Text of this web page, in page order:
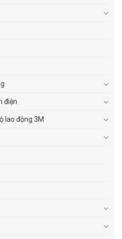
điện
lao động 3M